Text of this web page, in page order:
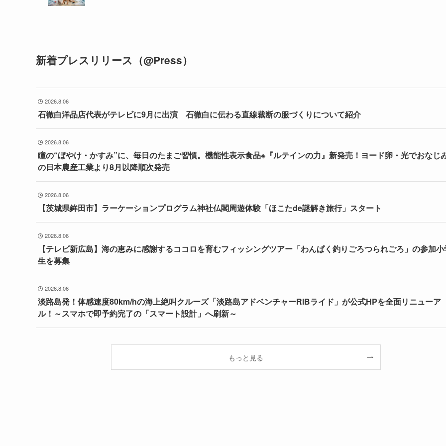
新着プレスリリース（@Press）
2026.8.06
石徹白洋品店代表がテレビに9月に出演 石徹白に伝わる直線裁断の服づくりについて紹介
2026.8.06
瞳の“ぼやけ・かすみ”に、毎日のたまご習慣。機能性表示食品※『ルテインの力』新発売！ヨード卵・光でおなじ
の日本農産工業より8月以降順次発売
2026.8.06
【茨城県鉾田市】ラーケーションプログラム神社仏閣周遊体験「ほこたde謎解き旅行」スタート
2026.8.06
【テレビ新広島】海の恵みに感謝するココロを育むフィッシングツアー「わんぱく釣りごろつられごろ」の参加
生を募集
2026.8.06
淡路島発！体感速度80km/hの海上絶叫クルーズ「淡路島アドベンチャーRIBライド」が公式HPを全面リニューア
ル！～スマホで即予約完了の「スマート設計」へ刷新～
もっと見る